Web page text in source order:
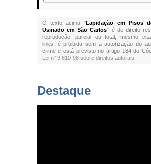
O texto acima "Lapidação em Pisos
Usinado em São Carlos" é de direito
reprodução, parcial ou total, mesmo
links, é proibida sem a autorização do
crime e está previsto no artigo 184 do
Lei n° 9.610-98 sobre direitos autorais
Destaque